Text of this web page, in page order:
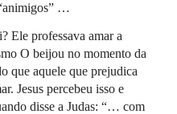
…
Ele professava amar a
O beijou no momento da
que aquele que prejudica
Jesus percebeu isso e
disse a Judas: “… com